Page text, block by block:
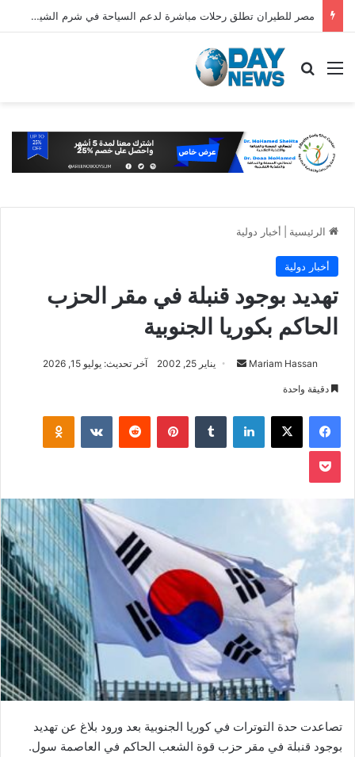
مصر للطيران تطلق رحلات مباشرة لدعم السياحة في شرم الشيخ والغردقة
القائمة بحث عن
الرئيسية أخبار دولية
أخبار دولية
تهديد بوجود قنبلة في مقر الحزب
الحاكم بكوريا الجنوبية
Mariam Hassan
أرسل يناير 25, 2002 آخر تحديث: يوليو 15, 2026
دقيقة واحدة
فيسبوك ‫X لينكدإن بينتيريست
‫Pocket
تصاعدت حدة التوترات في كوريا الجنوبية بعد ورود بلاغ عن تهديد
بوجود قنبلة في مقر حزب قوة الشعب الحاكم في العاصمة سول.